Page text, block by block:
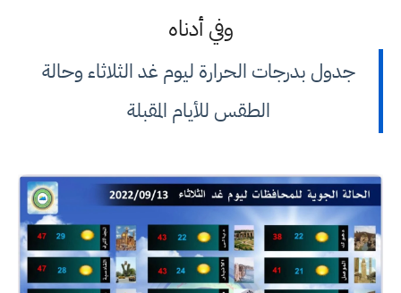
وفي أدناه
جدول بدرجات الحرارة ليوم غد الثلاثاء وحالة
الطقس للأيام المقبلة